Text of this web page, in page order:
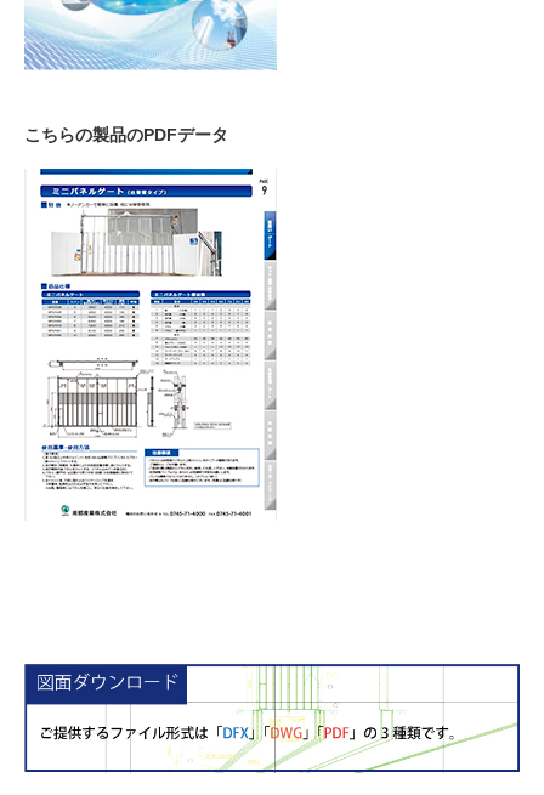
こちらの製品のPDFデータ